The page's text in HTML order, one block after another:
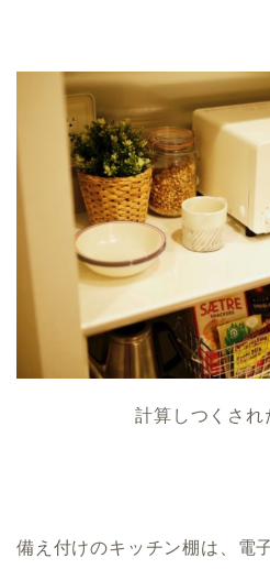
計算しつくされ
備え付けのキッチン棚は、電